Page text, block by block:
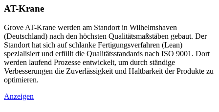
AT-Krane
Grove AT-Krane werden am Standort in Wilhelmshaven
(Deutschland) nach den höchsten Qualitätsmaßstäben gebaut. Der
Standort hat sich auf schlanke Fertigungsverfahren (Lean)
spezialisiert und erfüllt die Qualitätsstandards nach ISO 9001. Dort
werden laufend Prozesse entwickelt, um durch ständige
Verbesserungen die Zuverlässigkeit und Haltbarkeit der Produkte zu
optimieren.
Anzeigen